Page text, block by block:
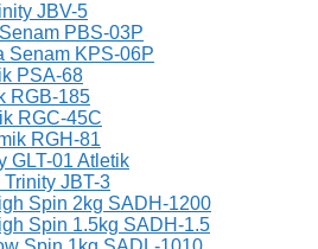
JBV-5
PBS-03P
Senam KPS-06P
PSA-68
RGB-185
RGC-45C
RGH-81
GLT-01 Atletik
JBT-3
Spin 2kg SADH-1200
Spin 1.5kg SADH-1.5